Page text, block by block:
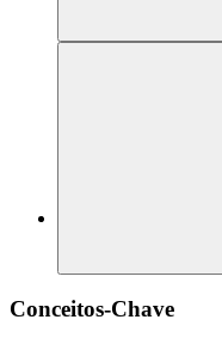
Conceitos-Chave